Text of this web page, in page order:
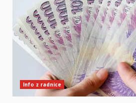
Info z radnice